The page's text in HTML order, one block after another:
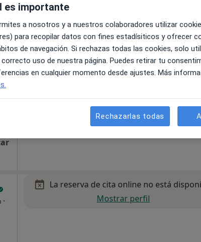
·
La reserva de cita online no está
Mostrar perfil
·
La reserva de cita online no está
Mostrar perfil
es importante
a nosotros y a nuestros colaboradores utilizar
para recopilar datos con fines estadísiticos y ofrecer
de navegación. Si rechazas todas las cookies, solo
correcto uso de nuestra página. Puedes retirar tu
en cualquier momento desde ajustes. Más
Rechazarlas todas